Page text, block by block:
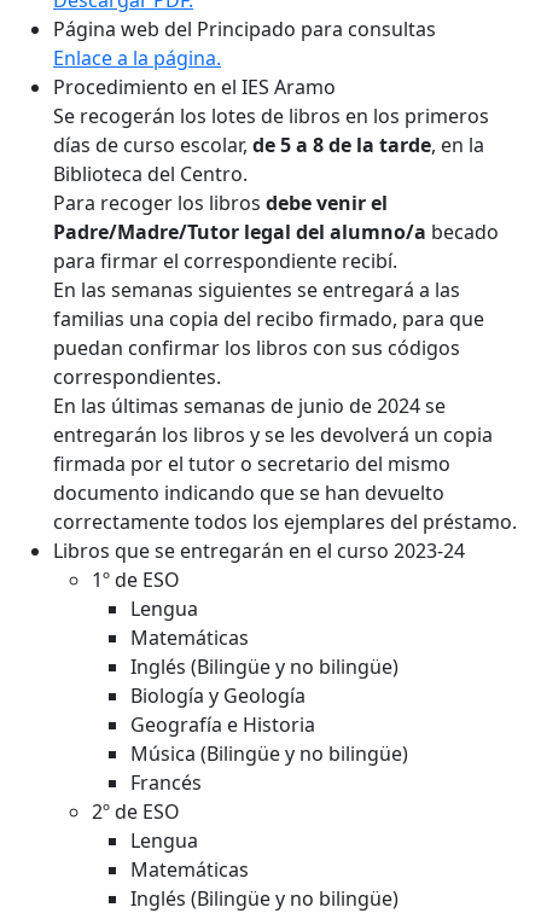
Página web del Principado para consultas
Enlace a la página.
Procedimiento en el IES Aramo
Se recogerán los lotes de libros en los primeros
días de curso escolar, de 5 a 8 de la tarde, en la
Biblioteca del Centro.
Para recoger los libros debe venir el
Padre/Madre/Tutor legal del alumno/a becado
para firmar el correspondiente recibí.
En las semanas siguientes se entregará a las
familias una copia del recibo firmado, para que
puedan confirmar los libros con sus códigos
correspondientes.
En las últimas semanas de junio de 2024 se
entregarán los libros y se les devolverá un copia
firmada por el tutor o secretario del mismo
documento indicando que se han devuelto
correctamente todos los ejemplares del préstamo.
Libros que se entregarán en el curso 2023-24
1º de ESO
Lengua
Matemáticas
Inglés (Bilingüe y no bilingüe)
Biología y Geología
Geografía e Historia
Música (Bilingüe y no bilingüe)
Francés
2º de ESO
Lengua
Matemáticas
Inglés (Bilingüe y no bilingüe)